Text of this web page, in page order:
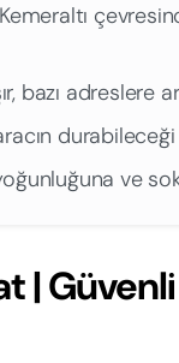
adreslere
ve
|